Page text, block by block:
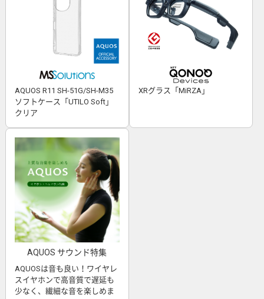
AQUOS R11 SH-51G/SH-M35
ソフトケース「UTILO Soft」
クリア
XRグラス「MiRZA」
AQUOS サウンド特集
AQUOSは音も良い！ワイヤレ
スイヤホンで高音質で遅延も
少なく、繊細な音を楽しめま